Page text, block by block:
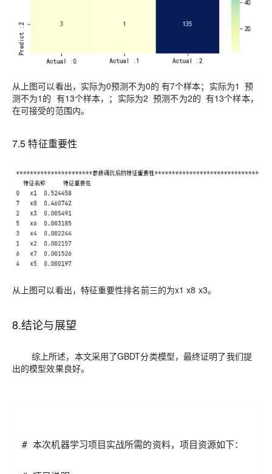
从上图可以看出，实际为0预测不为0的 有7个样本；实际为1 预
测不为1的 有13个样本，；实际为2 预测不为2的 有13个样本，
在可接受的范围内。
7.5特征重要性
从上图可以看出，特征重要性排名前三的为x1 x8 x3。
8.结论与展望
综上所述，本文采用了GBDT分类模型，最终证明了我们提
出的模型效果良好。
# 本次机器学习项目实战所需的资料，项目资源如下：